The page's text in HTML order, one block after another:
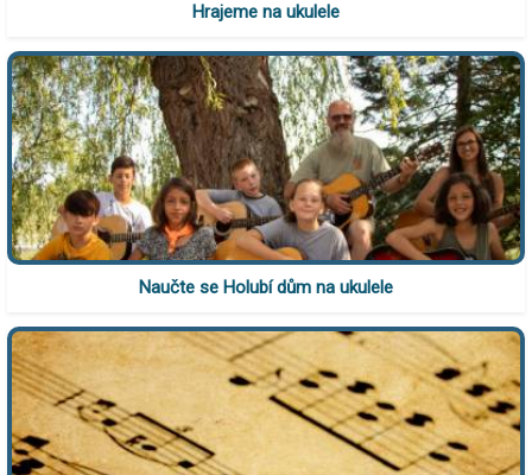
Hrajeme na ukulele
Naučte se Holubí dům na ukulele